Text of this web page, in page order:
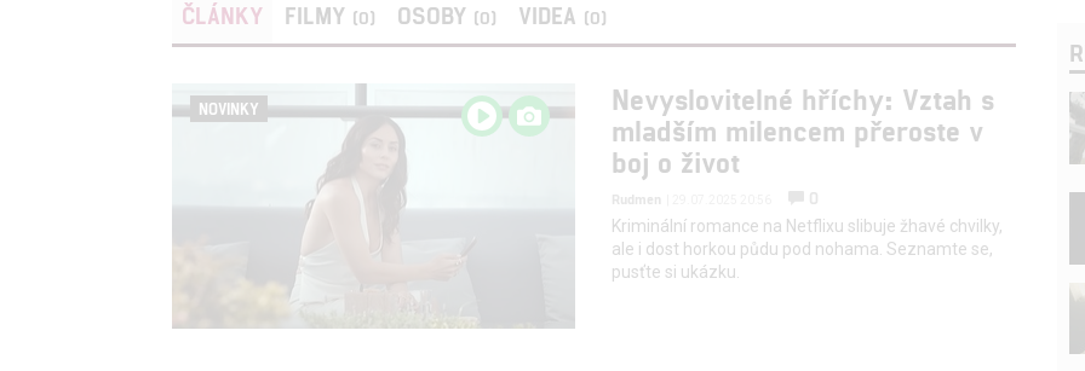
ČLÁNKY FILMY (0) OSOBY (0) VIDEA (0)
NOVINKY
Nevyslovitelné hříchy: Vztah s
mladším milencem přeroste v
boj o život
Rudmen
0
Kriminální romance na Netflixu slibuje žhavé chvilky,
ale i dost horkou půdu pod nohama. Seznamte se,
pusťte si ukázku.